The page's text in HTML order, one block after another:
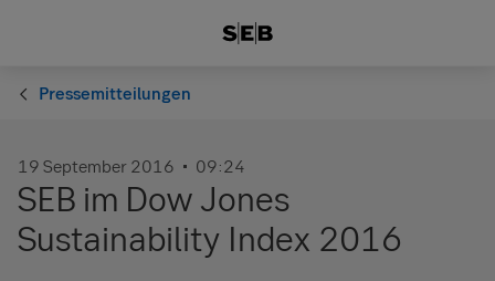
Pressemitteilungen
19 September 2016 09:24
SEB im Dow Jones
Sustainability Index 2016